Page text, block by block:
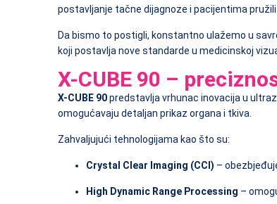
postavljanje tačne dijagnoze i pacijentima
Da bismo to postigli, konstantno ulažemo u
koji postavlja nove standarde u medicinskoj
X-CUBE 90 –
X-CUBE 90predstavlja vrhunac inovacija u
omogućavaju detaljan prikaz organa i tkiva.
Zahvaljujući tehnologijama kao što su:
Crystal Clear Imaging (CCI) –
High Dynamic Range Processing –